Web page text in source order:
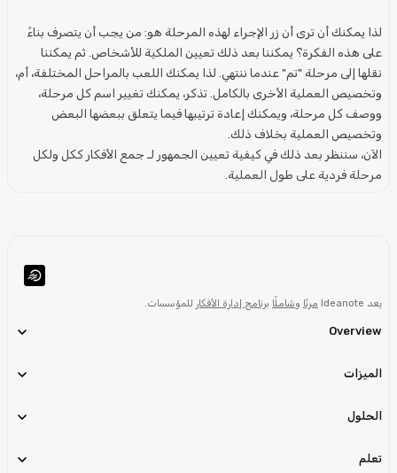
لذا يمكنك أن ترى أن زر الإجراء لهذه المرحلة هو: من يجب أن يتصرف بناءً
على هذه الفكرة؟ يمكننا بعد ذلك تعيين الملكية للأشخاص. ثم يمكننا
نقلها إلى مرحلة "تم" عندما ننتهي. لذا يمكنك اللعب بالمراحل المختلفة، أم،
وتخصيص العملية الأخرى بالكامل. تذكر، يمكنك تغيير اسم كل مرحلة،
ووصف كل مرحلة، ويمكنك إعادة ترتيبها فيما يتعلق ببعضها البعض
وتخصيص العملية بخلاف ذلك.
الآن، سننظر بعد ذلك في كيفية تعيين الجمهور لـ جمع الأفكار ككل ولكل
مرحلة فردية على طول العملية.
يعد Ideanote مرنًا وشاملًا برنامج إدارة الأفكار للمؤسسات.
Overview
الميزات
الحلول
تعلم